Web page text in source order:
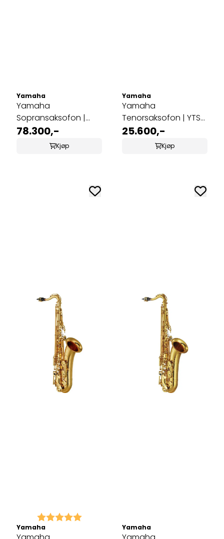
Yamaha
Yamaha
Sopransaksofon |
YSS-82ZRB
78.300,-
Kjøp
Yamaha
Yamaha
Tenorsaksofon | YTS-
280
25.600,-
Kjøp
Karakter: 5.0 av 5 mulige
Yamaha Yamaha